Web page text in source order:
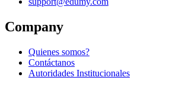
Company
Quienes somos?
Contáctanos
Autoridades Institucionales